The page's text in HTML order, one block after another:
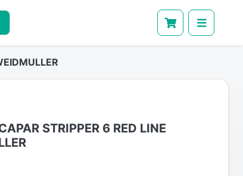
STRIPPER 6 RED LINE